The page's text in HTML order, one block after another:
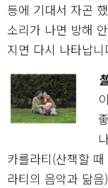
등에 기대서 자곤
소리가 나면 방해
지면 다시 나타납
카를라티(산책할
라티의 음악과 닮음)